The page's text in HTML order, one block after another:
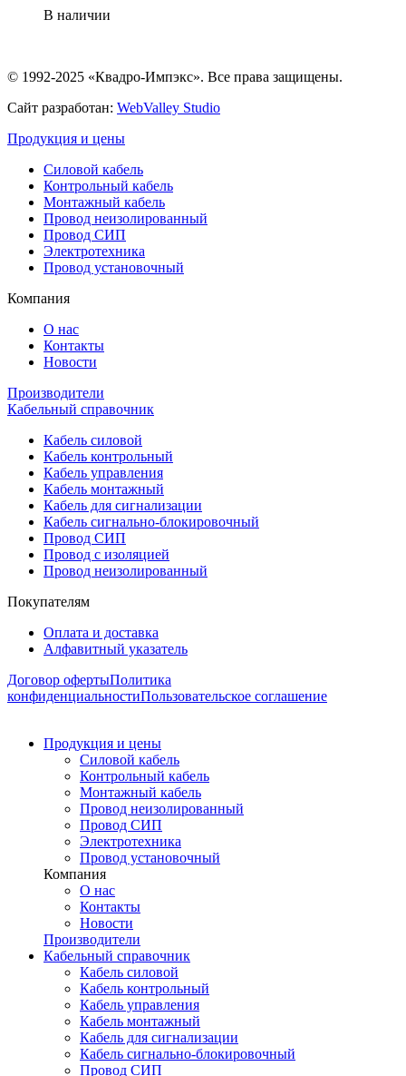
В наличии
© 1992-2025 «Квадро-Импэкс». Все права защищены.
Сайт разработан: WebValley Studio
Продукция и цены
Силовой кабель
Контрольный кабель
Монтажный кабель
Провод неизолированный
Провод СИП
Электротехника
Провод установочный
Компания
О нас
Контакты
Новости
Производители
Кабельный справочник
Кабель силовой
Кабель контрольный
Кабель управления
Кабель монтажный
Кабель для сигнализации
Кабель сигнально-блокировочный
Провод СИП
Провод с изоляцией
Провод неизолированный
Покупателям
Оплата и доставка
Алфавитный указатель
Договор офертыПолитика
конфиденциальностиПользовательское соглашение
Продукция и цены
Силовой кабель
Контрольный кабель
Монтажный кабель
Провод неизолированный
Провод СИП
Электротехника
Провод установочный
Компания
О нас
Контакты
Новости
Производители
Кабельный справочник
Кабель силовой
Кабель контрольный
Кабель управления
Кабель монтажный
Кабель для сигнализации
Кабель сигнально-блокировочный
Провод СИП